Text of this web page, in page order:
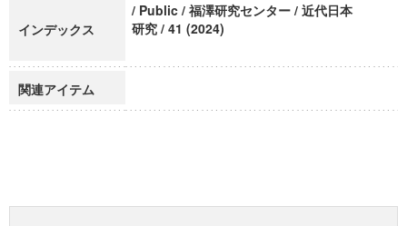
インデックス
/ Public / 福澤研究センター / 近代日本
研究 / 41 (2024)
関連アイテム